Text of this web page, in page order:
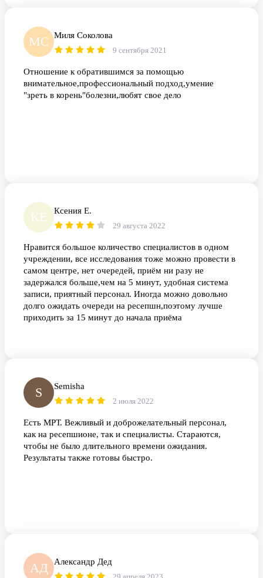
МС Миля Соколова
9 сентября 2021
Отношение к обратившимся за помощью
внимательное,профессиональный подход,умение
"зреть в корень"болезни,любят свое дело
КЕ Ксения Е.
29 августа 2022
Нравится большое количество специалистов в одном
учреждении, все исследования тоже можно провести в
самом центре, нет очередей, приём ни разу не
задержался больше,чем на 5 минут, удобная система
записи, приятный персонал. Иногда можно довольно
долго ожидать очереди на ресепшн,поэтому лучше
приходить за 15 минут до начала приёма
S Semisha
2 июля 2022
Есть МРТ. Вежливый и доброжелательный персонал,
как на ресепшионе, так и специалисты. Стараются,
чтобы не было длительного времени ожидания.
Результаты также готовы быстро.
АД Александр Дед